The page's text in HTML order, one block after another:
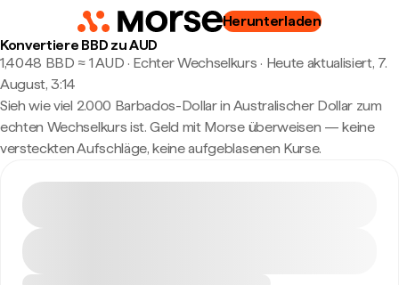
Herunterladen
Konvertiere BBD zu AUD
1,4048 BBD ≈ 1 AUD · Echter Wechselkurs · Heute aktualisiert, 7.
August, 3:14
Sieh wie viel 2.000 Barbados-Dollar in Australischer Dollar zum
echten Wechselkurs ist. Geld mit Morse überweisen — keine
versteckten Aufschläge, keine aufgeblasenen Kurse.